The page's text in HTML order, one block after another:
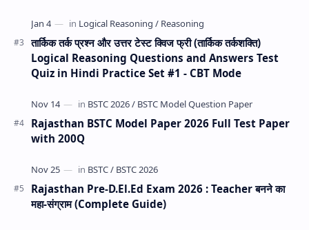
तार्किक तर्क प्रश्न और उत्तर टेस्ट क्विज फ्री (तार्किक तर्कशक्ति)
Logical Reasoning Questions and Answers Test
Quiz in Hindi Practice Set #1 - CBT Mode
Rajasthan BSTC Model Paper 2026 Full Test Paper
with 200Q
Rajasthan Pre-D.El.Ed Exam 2026 : Teacher बनने का
महा-संग्राम (Complete Guide)